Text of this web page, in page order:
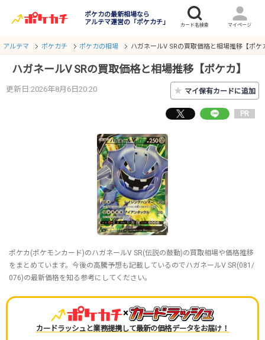
ポケカの最新相場なら
アルテマ運営の「ポケカチ」
アルテマ ポケカチ ポケカの相場 ハガネールV SRの買取価格と相場推移【ポケ
ハガネールV SRの買取価格と相場推移【ポケカ】
更新日:2026年8月6日20:20 ★ マイ保有カードに追加
PR
ポケカ(ポケモンカード)のハガネールV SR(伝説の鼓動)の買取相場や価格推移
をまとめています。今後の高騰予想も記載しているのでハガネールV SR(081/
076)の最新価格を知る参考にしてください。
×
カードラッシュと業務提携して最新の価格データをお届け！